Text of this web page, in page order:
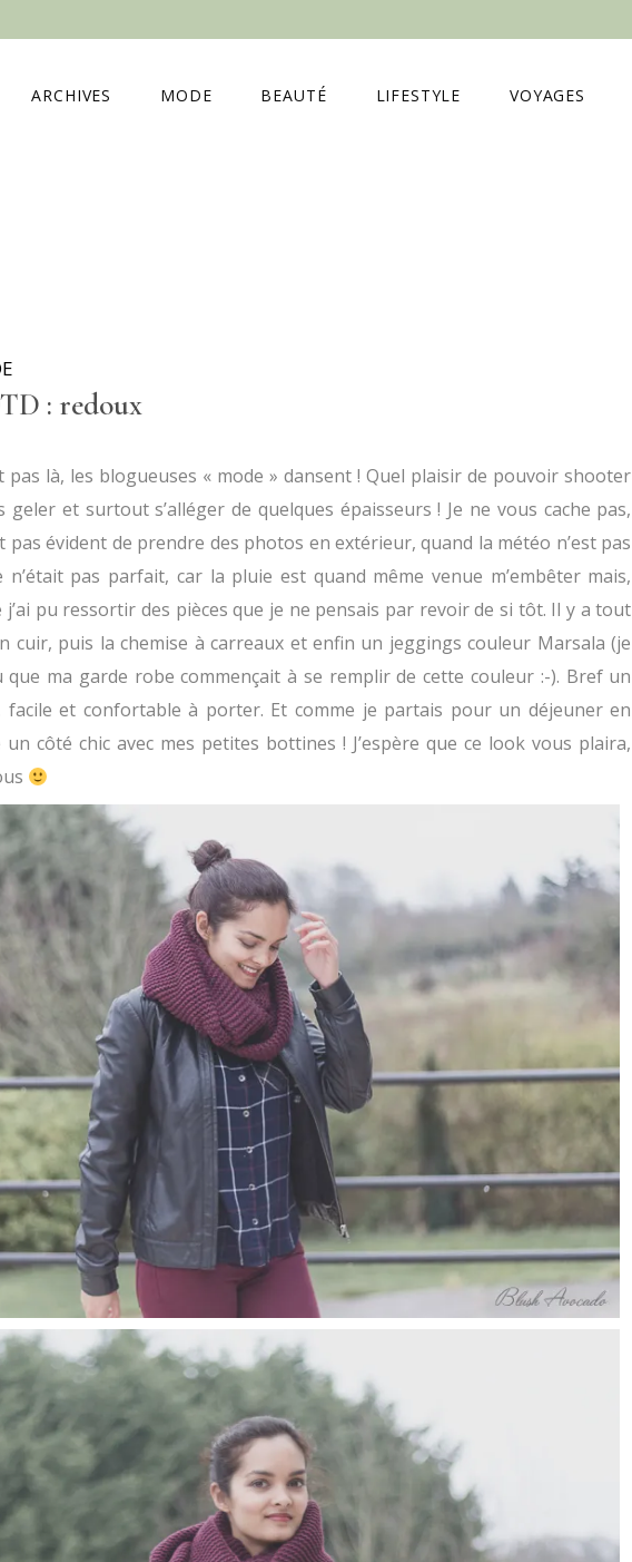
ARCHIVES MODE BEAUTÉ LIFESTYLE VOYAGES
: redoux
pas là, les blogueuses « mode » dansent ! Quel plaisir de pouvoir shooter
et surtout s’alléger de quelques épaisseurs ! Je ne vous cache pas,
pas évident de prendre des photos en extérieur, quand la météo n’est pas
n’était pas parfait, car la pluie est quand même venue m’embêter mais,
j’ai pu ressortir des pièces que je ne pensais par revoir de si tôt. Il y a tout
cuir, puis la chemise à carreaux et enfin un jeggings couleur Marsala (je
que ma garde robe commençait à se remplir de cette couleur :-). Bref un
facile et confortable à porter. Et comme je partais pour un déjeuner en
un côté chic avec mes petites bottines ! J’espère que ce look vous plaira,